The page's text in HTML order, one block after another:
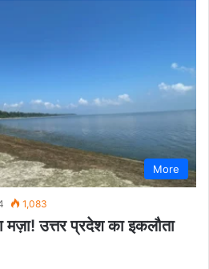
More
1,083
उत्तर प्रदेश का इकलौता